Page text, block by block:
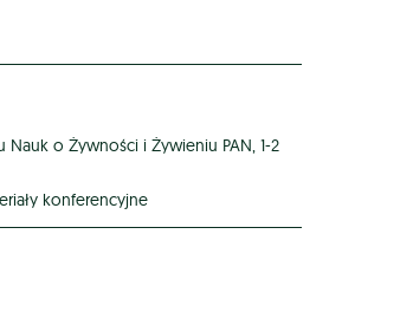
o Żywności i Żywieniu PAN, 1-2
konferencyjne